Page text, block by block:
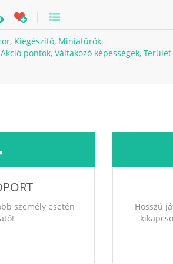
, Kiegészítő, Miniatűrök
Akció pontok, Váltakozó képességek, Terület
személy esetén
Hosszú